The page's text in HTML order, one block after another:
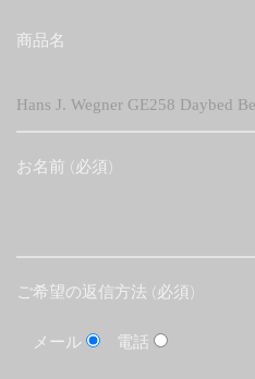
商品名
お名前 (必須)
ご希望の返信方法 (必須)
メール 電話